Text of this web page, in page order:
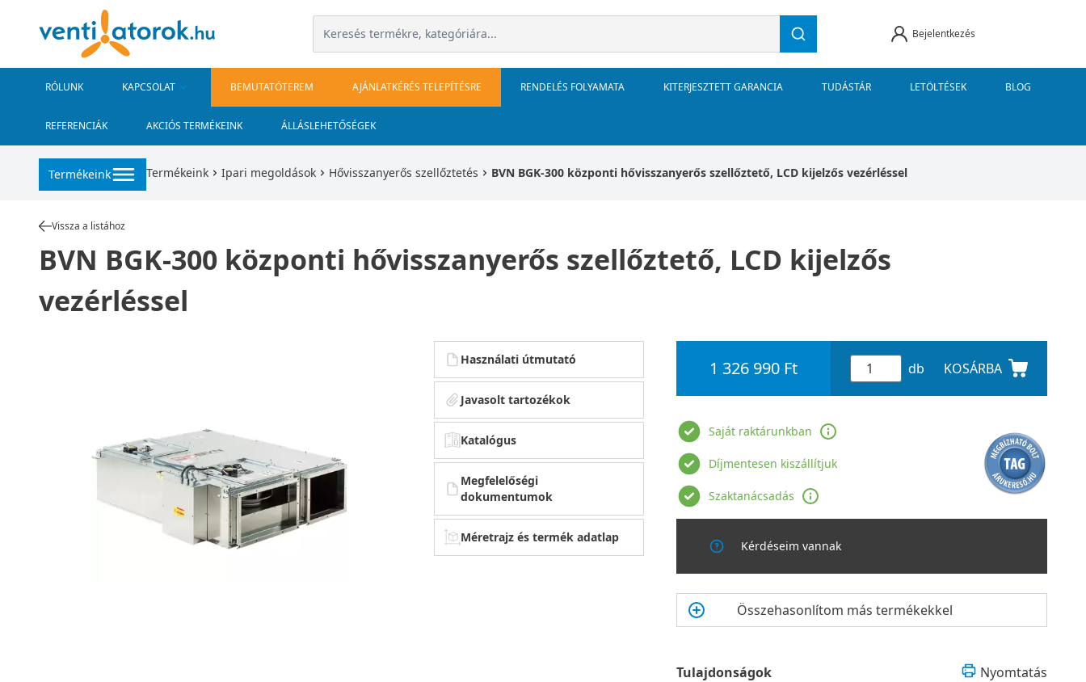
Bejelentkezés
RÓLUNK KAPCSOLAT BEMUTATÓTEREM AJÁNLATKÉRÉS TELEPÍTÉSRE RENDELÉS FOLYAMATA KITERJESZTETT GARANCIA TUDÁSTÁR LETÖLTÉSEK BLOG
REFERENCIÁK AKCIÓS TERMÉKEINK ÁLLÁSLEHETŐSÉGEK
Termékeink Termékeink Ipari megoldások Hővisszanyerős szellőztetés BVN BGK-300 központi hővisszanyerős szellőztető, LCD kijelzős vezérléssel
Vissza a listához
BVN BGK-300 központi hővisszanyerős szellőztető, LCD kijelzős
vezérléssel
Használati útmutató
Javasolt tartozékok
Katalógus
Megfelelőségi
dokumentumok
Méretrajz és termék adatlap
1 326 990 Ft db KOSÁRBA
Saját raktárunkban
Díjmentesen kiszállítjuk
Szaktanácsadás
Kérdéseim vannak
Összehasonlítom más termékekkel
Tulajdonságok Nyomtatás